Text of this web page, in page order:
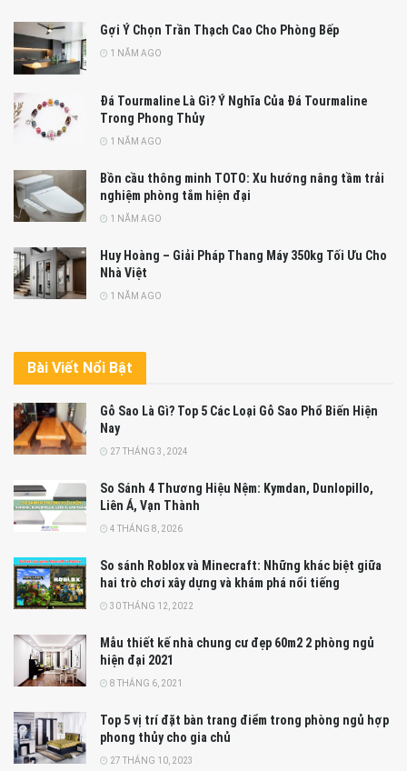
Gợi Ý Chọn Trần Thạch Cao Cho Phòng Bếp
1 NĂM AGO
Đá Tourmaline Là Gì? Ý Nghĩa Của Đá Tourmaline
Trong Phong Thủy
1 NĂM AGO
Bồn cầu thông minh TOTO: Xu hướng nâng tầm trải
nghiệm phòng tắm hiện đại
1 NĂM AGO
Huy Hoàng – Giải Pháp Thang Máy 350kg Tối Ưu Cho
Nhà Việt
1 NĂM AGO
Bài Viết Nổi Bật
Gỗ Sao Là Gì? Top 5 Các Loại Gỗ Sao Phổ Biến Hiện
Nay
27 THÁNG 3, 2024
So Sánh 4 Thương Hiệu Nệm: Kymdan, Dunlopillo,
Liên Á, Vạn Thành
4 THÁNG 8, 2026
So sánh Roblox và Minecraft: Những khác biệt giữa
hai trò chơi xây dựng và khám phá nổi tiếng
30 THÁNG 12, 2022
Mẫu thiết kế nhà chung cư đẹp 60m2 2 phòng ngủ
hiện đại 2021
8 THÁNG 6, 2021
Top 5 vị trí đặt bàn trang điểm trong phòng ngủ hợp
phong thủy cho gia chủ
27 THÁNG 10, 2023